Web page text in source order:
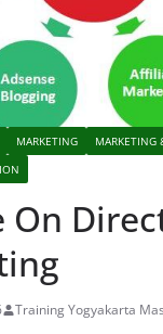
MARKETING
MARKETING
On
Training Yogyakarta